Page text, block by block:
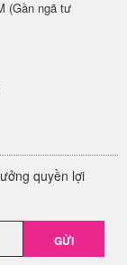
(Gần ngã tư
quyền lợi
GỬI